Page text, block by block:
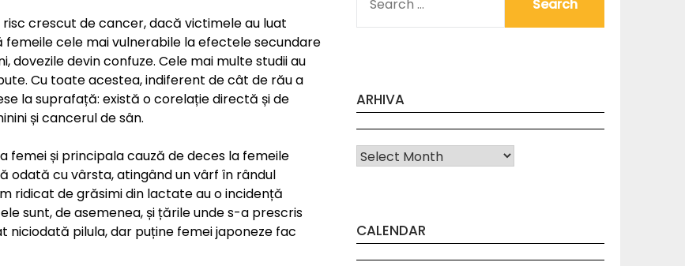
crescut de cancer, dacă victimele au luat
cele mai vulnerabile la efectele secundare
devin confuze. Cele mai multe studii au
Cu toate acestea, indiferent de cât de rău a
la suprafață: există o corelație directă și de
și cancerul de sân.
și principala cauză de deces la femeile
odată cu vârsta, atingând un vârf în rândul
ridicat de grăsimi din lactate au o incidență
sunt, de asemenea, și țările unde s-a prescris
niciodată pilula, dar puține femei japoneze fac
FOR:
ARHIVA
Arhiva
CALENDAR